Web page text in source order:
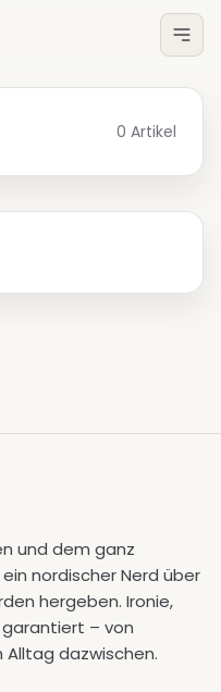
0 Artikel
und dem ganz
nordischer Nerd über
hergeben. Ironie,
– von
Alltag dazwischen.